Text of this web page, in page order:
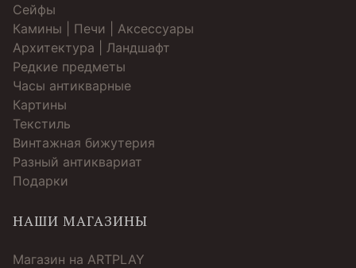
Cейфы
Камины | Печи | Аксессуары
Архитектура | Ландшафт
Редкие предметы
Часы антикварные
Картины
Текстиль
Винтажная бижутерия
Разный антиквариат
Подарки
НАШИ МАГАЗИНЫ
Магазин на ARTPLAY